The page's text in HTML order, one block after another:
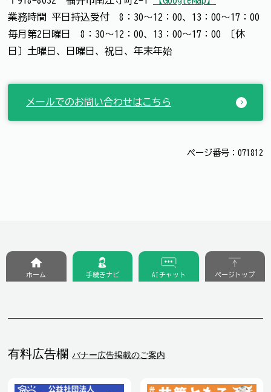
業務時間 平日持込受付 8：30～12：00、13：00～17：00
毎月第2日曜日 8：30～12：00、13：00～17：00 〔休
日〕土曜日、日曜日、祝日、年末年始
メールでのお問い合わせはこちら
ページ番号：071812
有料広告欄 バナー広告掲載のご案内
ホーム 手続きナビ AIチャット ページトップ